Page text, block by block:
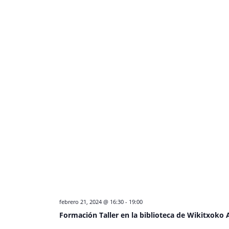
Formación Taller en la biblioteca de Wikitxoko
febrero 21, 2024 @ 16:30- 19:00